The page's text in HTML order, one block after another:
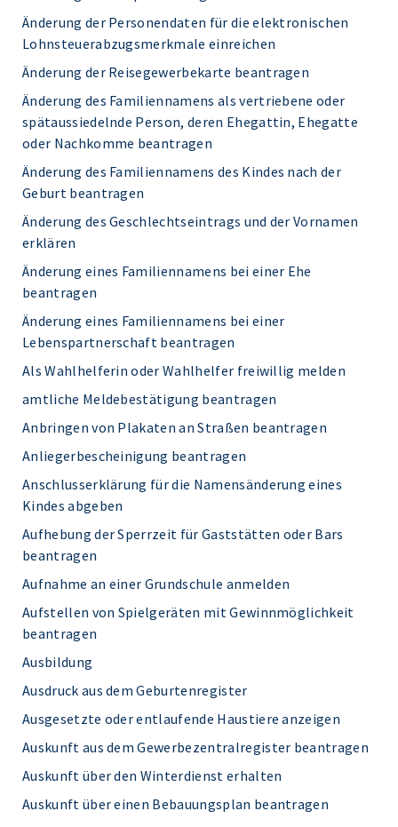
Änderung der Personendaten für die elektronischen
Lohnsteuerabzugsmerkmale einreichen
Änderung der Reisegewerbekarte beantragen
Änderung des Familiennamens als vertriebene oder
spätaussiedelnde Person, deren Ehegattin, Ehegatte
oder Nachkomme beantragen
Änderung des Familiennamens des Kindes nach der
Geburt beantragen
Änderung des Geschlechtseintrags und der Vornamen
erklären
Änderung eines Familiennamens bei einer Ehe
beantragen
Änderung eines Familiennamens bei einer
Lebenspartnerschaft beantragen
Als Wahlhelferin oder Wahlhelfer freiwillig melden
amtliche Meldebestätigung beantragen
Anbringen von Plakaten an Straßen beantragen
Anliegerbescheinigung beantragen
Anschlusserklärung für die Namensänderung eines
Kindes abgeben
Aufhebung der Sperrzeit für Gaststätten oder Bars
beantragen
Aufnahme an einer Grundschule anmelden
Aufstellen von Spielgeräten mit Gewinnmöglichkeit
beantragen
Ausbildung
Ausdruck aus dem Geburtenregister
Ausgesetzte oder entlaufende Haustiere anzeigen
Auskunft aus dem Gewerbezentralregister beantragen
Auskunft über den Winterdienst erhalten
Auskunft über einen Bebauungsplan beantragen